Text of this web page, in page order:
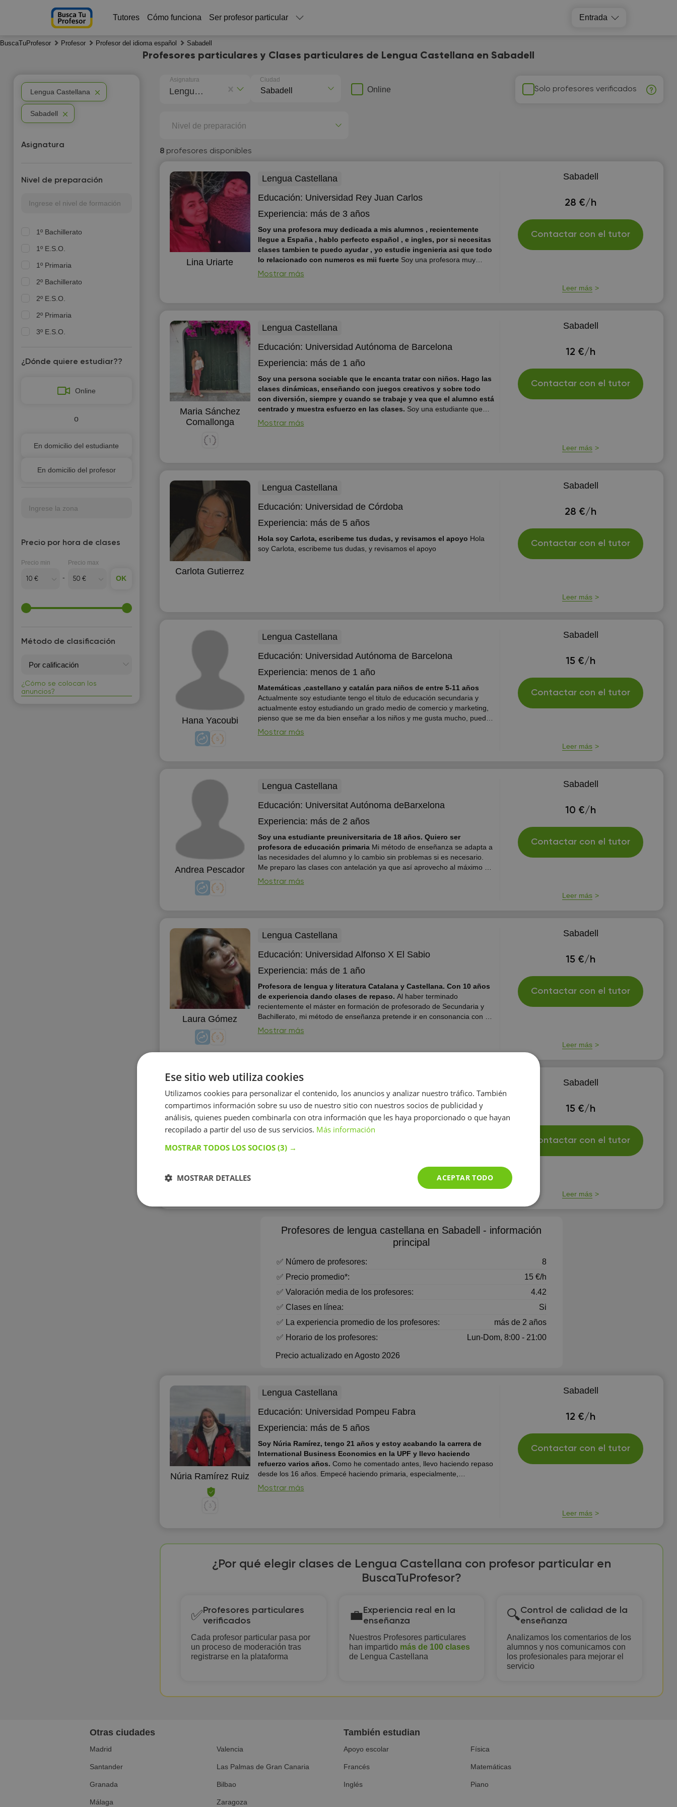
Tutores Cómo funciona Ser profesor particular Entrada
BuscaTuProfesor Profesor Profesor del idioma español Sabadell
Profesores particulares y Clases particulares de Lengua Castellana en Sabadell
Asignatura
Lengua Castellana
Ciudad
Online Solo profesores verificados
Nivel de preparación
8 profesores disponibles
Lina Uriarte
Lengua Castellana
Educación: Universidad Rey Juan Carlos
Experiencia: más de 3 años
Soy una profesora muy dedicada a mis alumnos , recientemente
llegue a España , hablo perfecto español , e ingles, por si necesitas
clases tambien te puedo ayudar , yo estudie ingenieria asi que todo
lo relacionado con numeros es mii fuerte Soy una profesora muy
dedicada a mis alumnos , recientemente llegue a España , hablo perfecto
español , e ingles, por si necesitas clases tambien te puedo ayudar , yo
Mostrar más
Sabadell
28 €/h
Contactar con el tutor
Leer más
Maria Sánchez
Comallonga
Lengua Castellana
Educación: Universidad Autónoma de Barcelona
Experiencia: más de 1 año
Soy una persona sociable que le encanta tratar con niños. Hago las
clases dinámicas, enseñando con juegos creativos y sobre todo
con diversión, siempre y cuando se trabaje y vea que el alumno está
centrado y muestra esfuerzo en las clases. Soy una estudiante que
acaba de empezar los estudios del grado de Educación Primaria en la
UAB. Me encanta estar con niños y sobretodo enseñarles y explicarles lo
Mostrar más
Sabadell
12 €/h
Contactar con el tutor
Leer más
Carlota Gutierrez
Lengua Castellana
Educación: Universidad de Córdoba
Experiencia: más de 5 años
Hola soy Carlota, escribeme tus dudas, y revisamos el apoyo Hola
soy Carlota, escribeme tus dudas, y revisamos el apoyo
Sabadell
28 €/h
Contactar con el tutor
Leer más
Hana Yacoubi
Lengua Castellana
Educación: Universidad Autónoma de Barcelona
Experiencia: menos de 1 año
Matemáticas ,castellano y catalán para niños de entre 5-11 años
Actualmente soy estudiante tengo el titulo de educación secundaria y
actualmente estoy estudiando un grado medio de comercio y marketing,
pienso que se me da bien enseñar a los niños y me gusta mucho, puedo
desplazarme al domicilio al menos que este a 1h de donde yo vivo porque
se me haría muy difícil
Mostrar más
Sabadell
15 €/h
Contactar con el tutor
Leer más
Andrea Pescador
Lengua Castellana
Educación: Universitat Autónoma deBarxelona
Experiencia: más de 2 años
Soy una estudiante preuniversitaria de 18 años. Quiero ser
profesora de educación primaria Mi método de enseñanza se adapta a
las necesidades del alumno y lo cambio sin problemas si es necesario.
Me preparo las clases con antelación ya que así aprovecho al máximo el
tiempo de la clase, pero si hay algún cambio de alguna hora como
preparación para un examen o cualquier cosa no hay ningún ...
Mostrar más
Sabadell
10 €/h
Contactar con el tutor
Leer más
Laura Gómez
Lengua Castellana
Educación: Universidad Alfonso X El Sabio
Experiencia: más de 1 año
Profesora de lengua y literatura Catalana y Castellana. Con 10 años
de experiencia dando clases de repaso. Al haber terminado
recientemente el máster en formación de profesorado de Secundaria y
Bachillerato, mi método de enseñanza pretende ir en consonancia con el
modelo educativo actual basado en competencias. La experiencia del
aprendizaje debe ser base para que el alumno adquiera los
Mostrar más
Sabadell
15 €/h
Contactar con el tutor
Leer más
Educación:Universidad Autónoma de Barcelona
Experiencia: más de 2 años
de inglés, catalán, castellano, filosofía, ciencias sociales y
batxillerato tecnológico. Empecé ingeniería de la energía y sostenibilidad
en la UdL pero lo dejé en la pandemia y me cambié a humanidades en la
UAB. También estudié hasta tercero de grado profesional de música y
Sabadell
15 €/h
Contactar con el tutor
Leer más
Profesores de lengua castellana en Sabadell - información
principal
✅ Número de profesores:
8
✅ Precio promedio*:
15 €/h
✅ Valoración media de los profesores:
4.42
✅ Clases en línea:
Si
✅ La experiencia promedio de los profesores:
más de 2 años
✅ Horario de los profesores:
Lun-Dom, 8:00 - 21:00
Precio actualizado en Agosto 2026
Núria Ramírez Ruiz
Lengua Castellana
Educación: Universidad Pompeu Fabra
Experiencia: más de 5 años
Soy Núria Ramírez, tengo 21 años y estoy acabando la carrera de
International Business Economics en la UPF y llevo haciendo
refuerzo varios años. Como he comentado antes, llevo haciendo repaso
desde los 16 años. Empecé haciendo primaria, especialmente,
matemáticas. A la hora de trabajar voy viendo según cada niño y niña ya
que cada persona necesita diferentes cosas. Normalmente, no sólo
Mostrar más
Sabadell
12 €/h
Contactar con el tutor
Leer más
¿Por qué elegir clases de Lengua Castellana con profesor particular en
BuscaTuProfesor?
✅ Profesores particulares
verificados
Cada profesor particular pasa por
un proceso de moderación tras
registrarse en la plataforma
💼 Experiencia real en la
enseñanza
Nuestros Profesores particulares
han impartido más de 100 clases
de Lengua Castellana
🔍Control de calidad de la
enseñanza
Analizamos los comentarios de los
alumnos y nos comunicamos con
los profesionales para mejorar el
servicio
Lengua Castellana
Sabadell
Asignatura
Nivel de preparación
1º Bachillerato
1º E.S.O.
1º Primaria
2º Bachillerato
2º E.S.O.
2º Primaria
3º E.S.O.
4º E.S.O.
FP - Formación Profesional
selectividad)
¿Dónde quiere estudiar??
Online
o
En domicilio del estudiante
En domicilio del profesor
Ingrese la zona
Precio por hora de clases
Precio min Precio max
OK
Método de clasificación
¿Cómo se colocan los
anuncios?
Otras ciudades
Madrid Valencia
Santander Las Palmas de Gran Canaria
Granada Bilbao
Málaga Zaragoza
También estudian
Apoyo escolar Física
Francés Matemáticas
Inglés Piano
Ese sitio web utiliza cookies
Utilizamos cookies para personalizar el contenido, los anuncios y analizar nuestro tráfico. También
compartimos información sobre su uso de nuestro sitio con nuestros socios de publicidad y
análisis, quienes pueden combinarla con otra información que les haya proporcionado o que hayan
recopilado a partir del uso de sus servicios. Más información
MOSTRAR TODOS LOS SOCIOS (3) →
ACEPTAR TODO
MOSTRAR DETALLES